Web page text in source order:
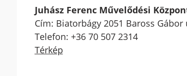
Juhász Ferenc Művelődési
Cím: Biatorbágy 2051 Baross Gábor
Telefon: +36 70 507 2314
Térkép